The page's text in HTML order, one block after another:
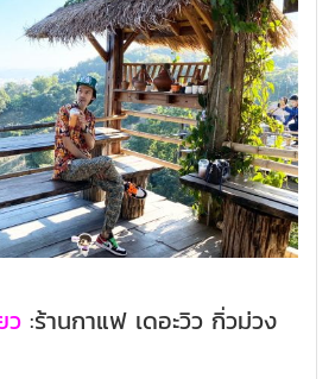
ว :ร้านกาแฟ เดอะวิว กิ่วม่วง